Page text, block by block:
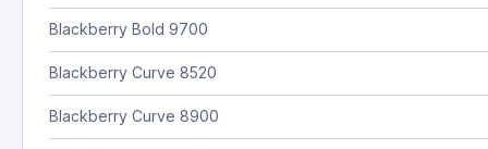
Blackberry Bold 9700
Blackberry Curve 8520
Blackberry Curve 8900